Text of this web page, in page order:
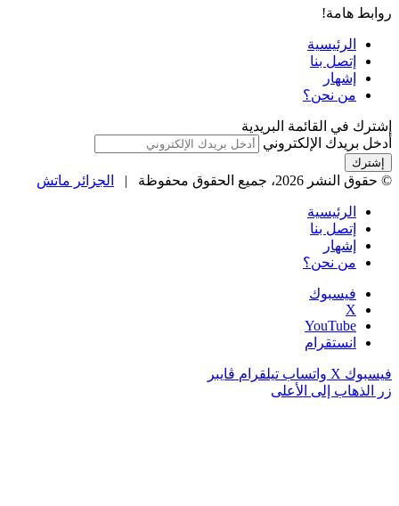
روابط هامة!
الرئيسية
إتصل بنا
إشهار
من نحن؟
إشترك في القائمة البريدية
أدخل بريدك الإلكتروني
© حقوق النشر 2026، جميع الحقوق محفوظة | الجزائر ماتش
الرئيسية
إتصل بنا
إشهار
من نحن؟
فيسبوك
‫X
‫YouTube
انستقرام
فيسبوك ‫X واتساب تيلقرام ڤايبر
زر الذهاب إلى الأعلى